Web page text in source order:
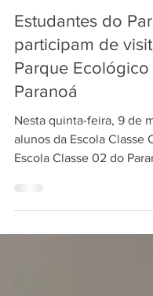
Estudantes do
participam de
Parque Ecológico
Paranoá
Nesta quinta-feira, 9 de
alunos da Escola Classe
Escola Classe 02 do